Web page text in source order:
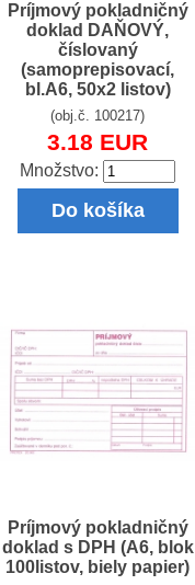
Príjmový pokladničný
doklad DAŇOVÝ,
číslovaný
(samoprepisovací,
bl.A6, 50x2 listov)
(obj.č. 100217)
3.18 EUR
Množstvo:
Do košíka
Príjmový pokladničný
doklad s DPH (A6, blok
100listov, biely papier)